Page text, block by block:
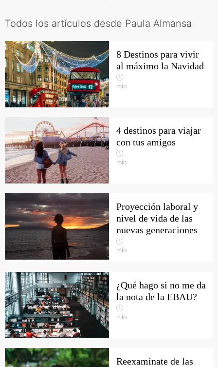
Todos los artículos desde Paula Almansa
8 Destinos para vivir
al máximo la Navidad
min
4 destinos para viajar
con tus amigos
min
Proyección laboral y
nivel de vida de las
nuevas generaciones
min
¿Qué hago si no me da
la nota de la EBAU?
min
Reexamínate de las